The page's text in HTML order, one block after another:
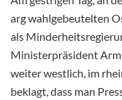
arg wahlgebeutelten
als
Ministerpräsident
weiter westlich, im
beklagt, dass man